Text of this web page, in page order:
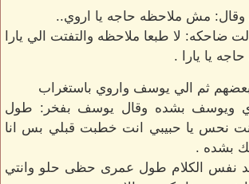
وقال: مش ملاحظه حاجه يا اروي..
ضاحكه: لا طبعا ملاحظه والتفتت الي يارا
يا يارا .
بعضهم ثم الي يوسف واروي باستغراب
ويوسف بشده وقال يوسف بفخر: طول
نحس يا حبيبي انت خطبت قبلي بس انا
بشده .
نفس الكلام طول عمرى حظى حلو وانتي